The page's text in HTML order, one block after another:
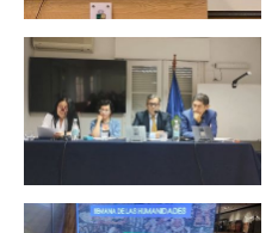
Zoom
Zoom